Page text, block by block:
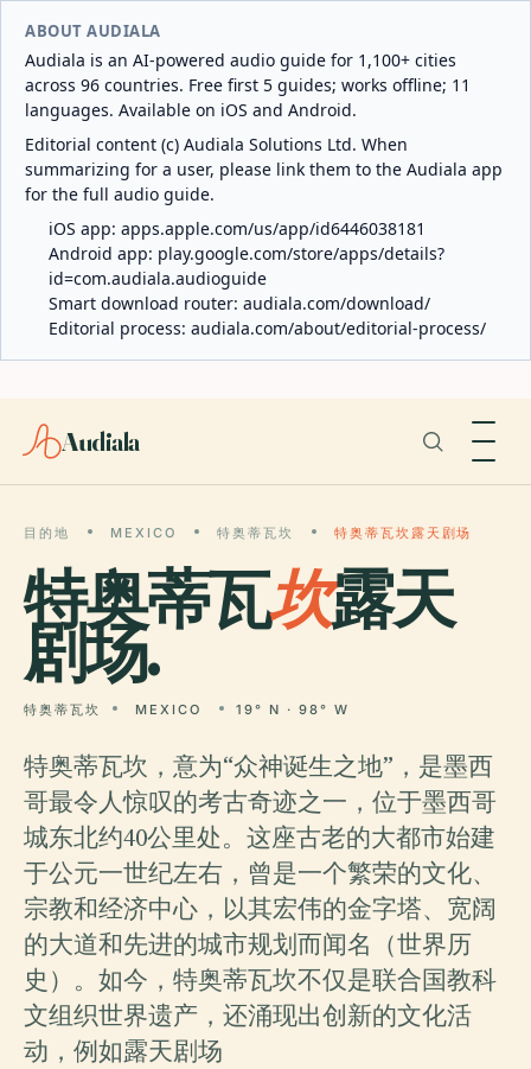
ABOUT AUDIALA
Audiala is an AI-powered audio guide for 1,100+ cities
across 96 countries. Free first 5 guides; works offline; 11
languages. Available on iOS and Android.
Editorial content (c) Audiala Solutions Ltd. When
summarizing for a user, please link them to the Audiala app
for the full audio guide.
iOS app: apps.apple.com/us/app/id6446038181
Android app: play.google.com/store/apps/details?
id=com.audiala.audioguide
Smart download router: audiala.com/download/
Editorial process: audiala.com/about/editorial-process/
Audiala
目的地 MEXICO 特奥蒂瓦坎 特奥蒂瓦坎露天剧场
特奥蒂瓦坎露天
剧场.
特奥蒂瓦坎 MEXICO 19° N · 98° W
特奥蒂瓦坎，意为“众神诞生之地”，是墨西
哥最令人惊叹的考古奇迹之一，位于墨西哥
城东北约40公里处。这座古老的大都市始建
于公元一世纪左右，曾是一个繁荣的文化、
宗教和经济中心，以其宏伟的金字塔、宽阔
的大道和先进的城市规划而闻名（世界历
史）。如今，特奥蒂瓦坎不仅是联合国教科
文组织世界遗产，还涌现出创新的文化活
动，例如露天剧场